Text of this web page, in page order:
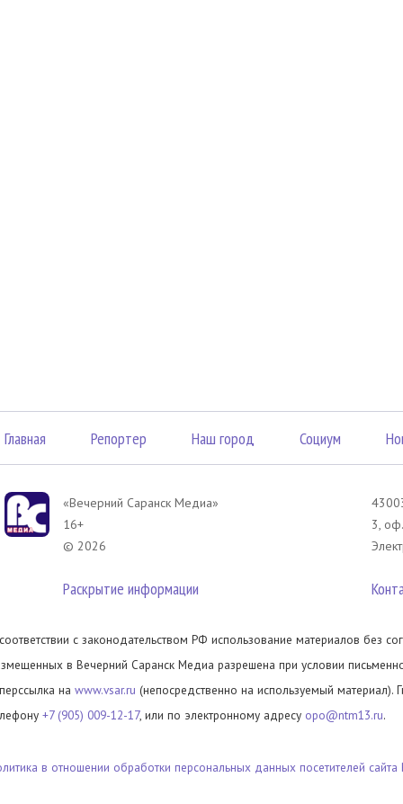
Главная Репортер Наш город Социум
«Вечерний Саранск Mедиа»
16+
© 2026
Раскрытие информации
3,
с законодательством РФ использование материалов без
в Вечерний Саранск Медиа разрешена при условии
на www.vsar.ru (непосредственно на используемый материал).
+7 (905) 009-12-17, или по электронному адресу opo@ntm13.ru.
в отношении обработки персональных данных посетителей